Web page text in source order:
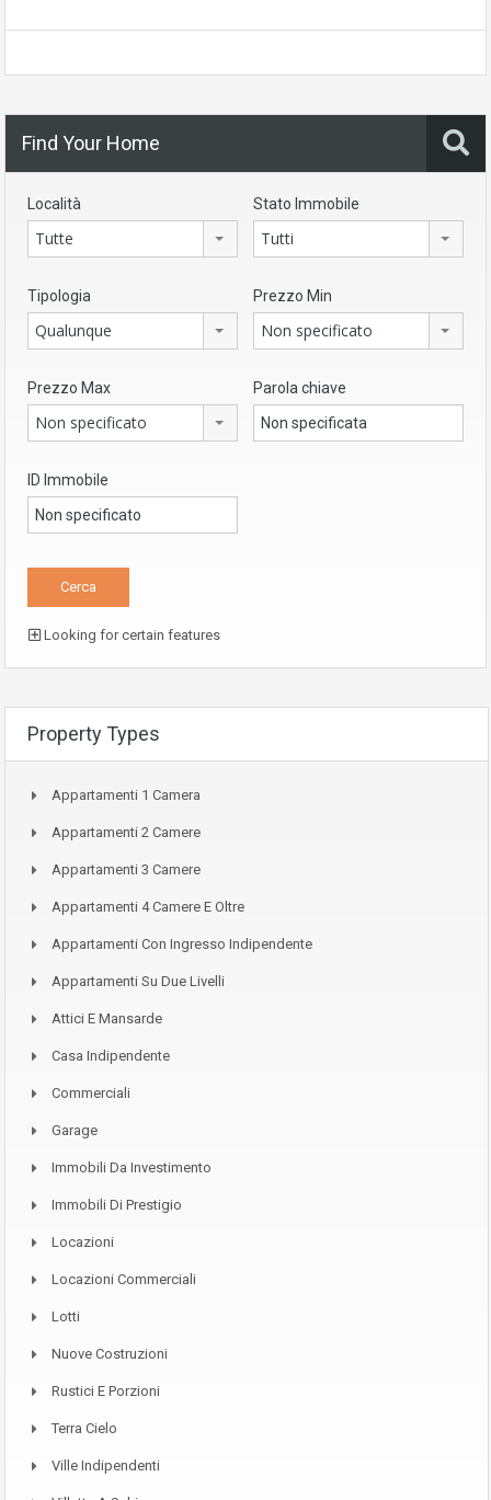
Find Your Home
Località
Tutte
Stato Immobile
Tutti
Tipologia
Qualunque
Prezzo Min
Non specificato
Prezzo Max
Non specificato
Parola chiave
ID Immobile
Looking for certain features
Property Types
Appartamenti 1 Camera
Appartamenti 2 Camere
Appartamenti 3 Camere
Appartamenti 4 Camere E Oltre
Appartamenti Con Ingresso Indipendente
Appartamenti Su Due Livelli
Attici E Mansarde
Casa Indipendente
Commerciali
Garage
Immobili Da Investimento
Immobili Di Prestigio
Locazioni
Locazioni Commerciali
Lotti
Nuove Costruzioni
Rustici E Porzioni
Terra Cielo
Ville Indipendenti